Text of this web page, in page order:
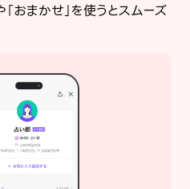
「おまかせ」を使うとスムーズ